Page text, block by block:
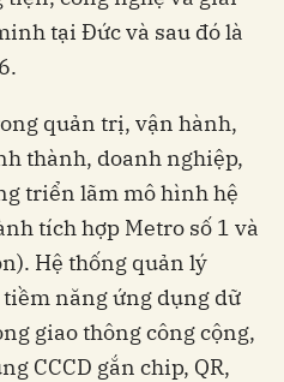
tại Đức và sau đó là
thành, doanh nghiệp,
triển lãm mô hình hệ
tích hợp Metro số 1 và
Hệ thống quản lý
năng ứng dụng dữ
giao thông công cộng,
CCCD gắn chip, QR,